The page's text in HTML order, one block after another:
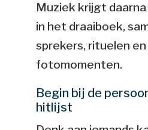
Muziek krijgt
in het draaiboek,
sprekers, rituelen en
fotomomenten.
Begin bij de
hitlijst